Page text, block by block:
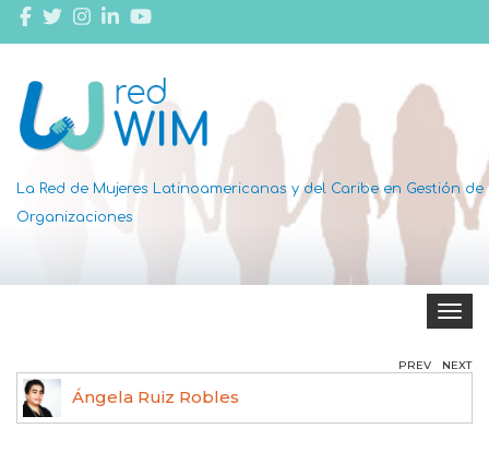
La Red de Mujeres Latinoamericanas y del Caribe en Gestión de
Organizaciones
Toggle
Ángela Ruiz Robles
PREV NEXT